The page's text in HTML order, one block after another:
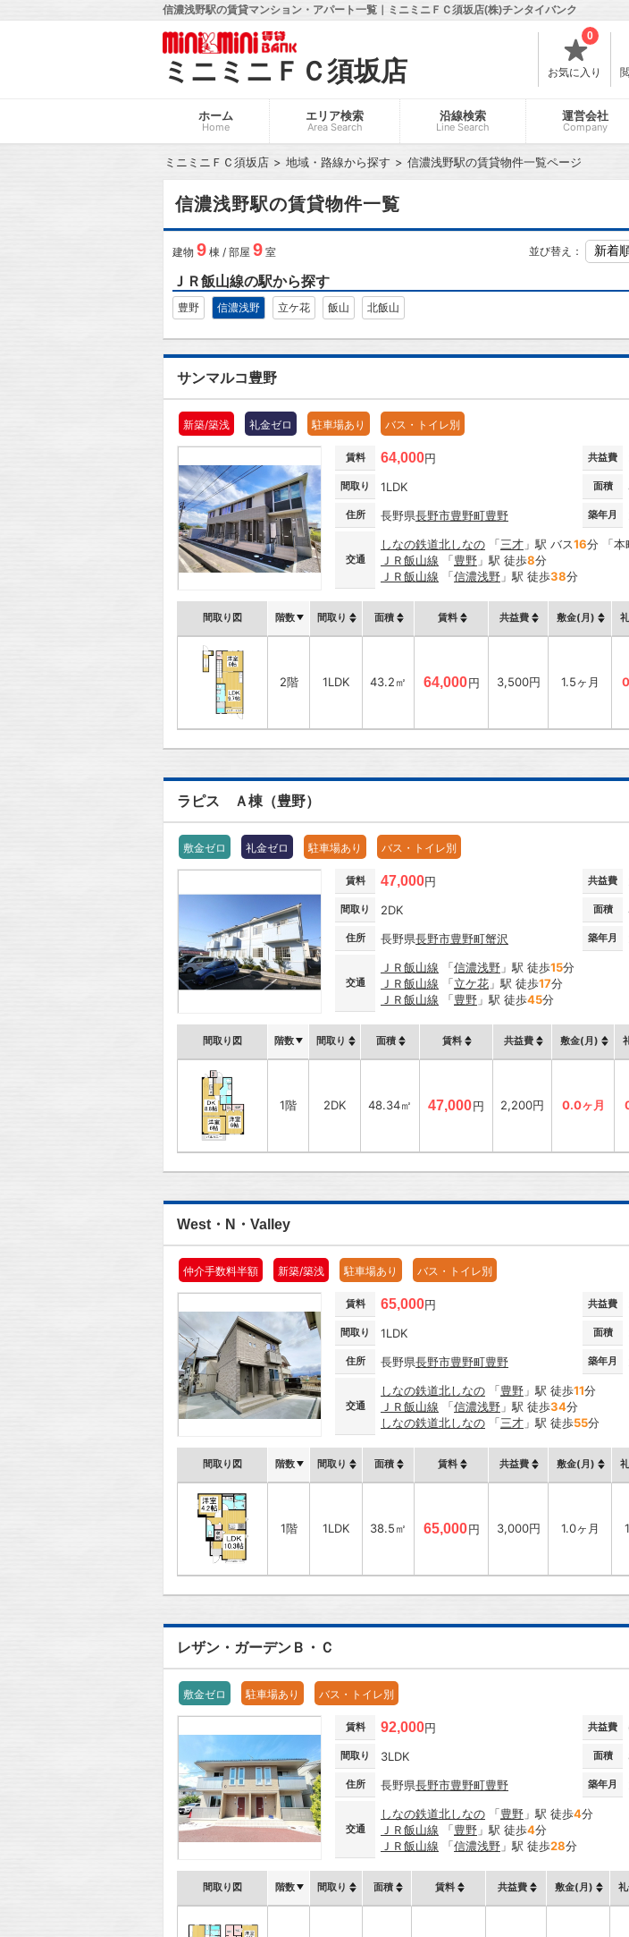
信濃浅野駅の賃貸マンション・アパート一覧｜ミニミニＦＣ須坂店(株)チンタイバンク
ミニミニＦＣ須坂店 お気に入り
0
ホーム
Home
エリア検索
Area Search
沿線検索
Line Search
運営会社
Company
ミニミニＦＣ須坂店 地域・路線から探す 信濃浅野駅の賃貸物件一覧ページ
信濃浅野駅の賃貸物件一覧
建物 9 棟 / 部屋 9 室 並び替え：
ＪＲ飯山線の駅から探す
豊野 信濃浅野 立ケ花 飯山 北飯山
サンマルコ豊野
新築/築浅 礼金ゼロ 駐車場あり バス・トイレ別
賃料 64,000円 共益費
間取り 1LDK 面積
住所 長野県長野市豊野町豊野 築年月
交通
しなの鉄道北しなの 「三才 」駅 バス16分 「本
ＪＲ飯山線 「豊野 」駅 徒歩8分
ＪＲ飯山線 「信濃浅野 」駅 徒歩38分
間取り図 階数 間取り 面積 賃料 共益費 敷金(月)
2階 1LDK 43.2㎡ 64,000円 3,500円 1.5ヶ月
ラピス Ａ棟（豊野）
敷金ゼロ 礼金ゼロ 駐車場あり バス・トイレ別
賃料 47,000円 共益費
間取り 2DK 面積
住所 長野県長野市豊野町蟹沢 築年月
交通
ＪＲ飯山線 「信濃浅野 」駅 徒歩15分
ＪＲ飯山線 「立ケ花 」駅 徒歩17分
ＪＲ飯山線 「豊野 」駅 徒歩45分
間取り図 階数 間取り 面積 賃料 共益費 敷金(月)
1階 2DK 48.34㎡ 47,000円 2,200円 0.0ヶ月
West・N・Valley
仲介手数料半額 新築/築浅 駐車場あり バス・トイレ別
賃料 65,000円 共益費
間取り 1LDK 面積
住所 長野県長野市豊野町豊野 築年月
交通
しなの鉄道北しなの 「豊野 」駅 徒歩11分
ＪＲ飯山線 「信濃浅野 」駅 徒歩34分
しなの鉄道北しなの 「三才 」駅 徒歩55分
間取り図 階数 間取り 面積 賃料 共益費 敷金(月)
1階 1LDK 38.5㎡ 65,000円 3,000円 1.0ヶ月
レザン・ガーデンＢ・Ｃ
敷金ゼロ 駐車場あり バス・トイレ別
賃料 92,000円 共益費
間取り 3LDK 面積
住所 長野県長野市豊野町豊野 築年月
交通
しなの鉄道北しなの 「豊野 」駅 徒歩4分
ＪＲ飯山線 「豊野 」駅 徒歩4分
ＪＲ飯山線 「信濃浅野 」駅 徒歩28分
間取り図 階数 間取り 面積 賃料 共益費 敷金(月)